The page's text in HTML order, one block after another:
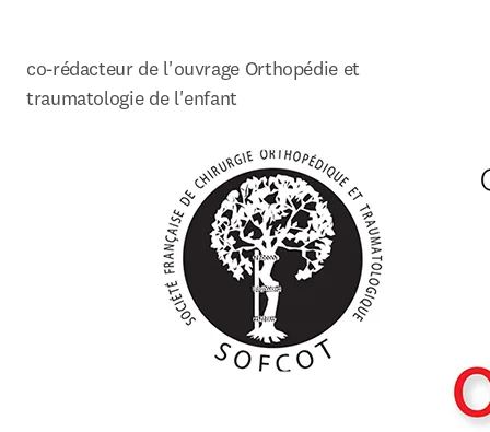
co-rédacteur de l'ouvrage Orthopédie et
traumatologie de l'enfant